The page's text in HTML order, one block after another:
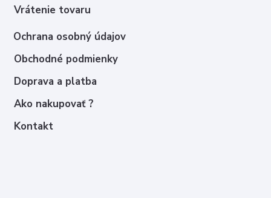
Vrátenie tovaru
Ochrana osobný údajov
Obchodné podmienky
Doprava a platba
Ako nakupovať ?
Kontakt